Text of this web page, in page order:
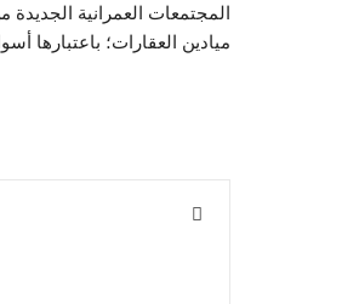
المجتمعات العمرانية
ميادين العقارات؛ باعتبارها